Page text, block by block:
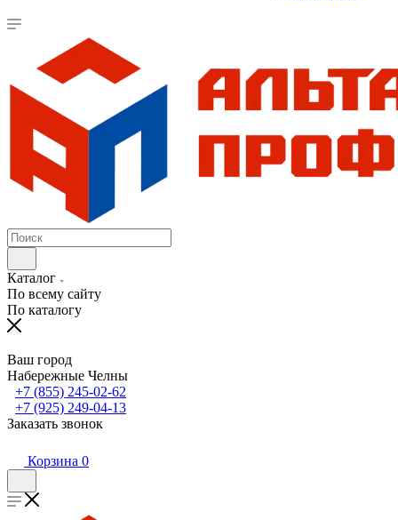
Каталог
По всему сайту
По каталогу
Ваш город
Набережные Челны
+7 (855) 245-02-62
+7 (925) 249-04-13
Заказать звонок
Корзина 0